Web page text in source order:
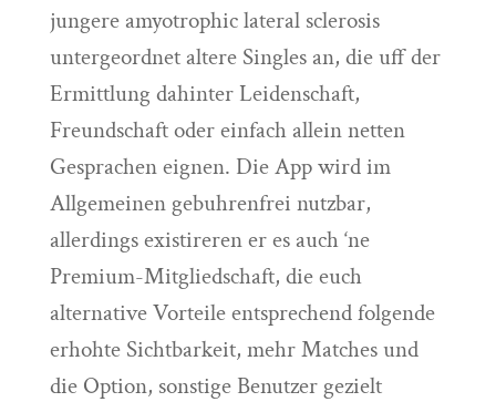
jungere amyotrophic lateral sclerosis
untergeordnet altere Singles an, die uff der
Ermittlung dahinter Leidenschaft,
Freundschaft oder einfach allein netten
Gesprachen eignen. Die App wird im
Allgemeinen gebuhrenfrei nutzbar,
allerdings existireren er es auch ‘ne
Premium-Mitgliedschaft, die euch
alternative Vorteile entsprechend folgende
erhohte Sichtbarkeit, mehr Matches und
die Option, sonstige Benutzer gezielt